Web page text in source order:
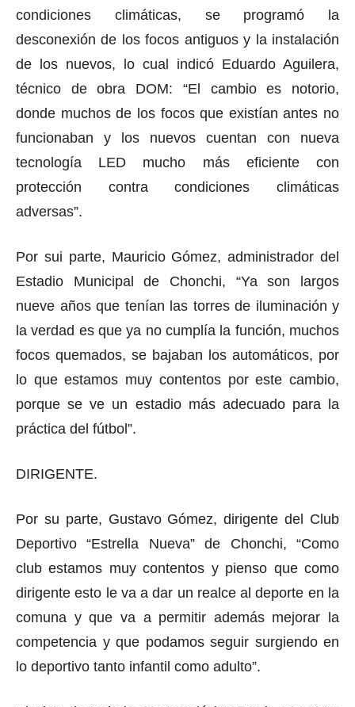
condiciones climáticas, se programó la
desconexión de los focos antiguos y la instalación
de los nuevos, lo cual indicó Eduardo Aguilera,
técnico de obra DOM: “El cambio es notorio,
donde muchos de los focos que existían antes no
funcionaban y los nuevos cuentan con nueva
tecnología LED mucho más eficiente con
protección contra condiciones climáticas
adversas”.
Por sui parte, Mauricio Gómez, administrador del
Estadio Municipal de Chonchi, “Ya son largos
nueve años que tenían las torres de iluminación y
la verdad es que ya no cumplía la función, muchos
focos quemados, se bajaban los automáticos, por
lo que estamos muy contentos por este cambio,
porque se ve un estadio más adecuado para la
práctica del fútbol”.
DIRIGENTE.
Por su parte, Gustavo Gómez, dirigente del Club
Deportivo “Estrella Nueva” de Chonchi, “Como
club estamos muy contentos y pienso que como
dirigente esto le va a dar un realce al deporte en la
comuna y que va a permitir además mejorar la
competencia y que podamos seguir surgiendo en
lo deportivo tanto infantil como adulto”.